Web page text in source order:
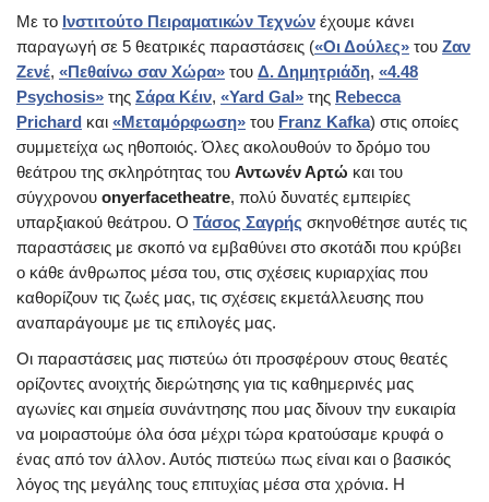
Με το Ινστιτούτο Πειραματικών Τεχνών έχουμε κάνει
παραγωγή σε 5 θεατρικές παραστάσεις («Οι Δούλες» του Ζαν
Ζενέ, «Πεθαίνω σαν Χώρα» του Δ. Δημητριάδη, «4.48
Psychosis» της Σάρα Κέιν, «Yard Gal» της Rebecca
Prichard και «Μεταμόρφωση» του Franz Kafka) στις οποίες
συμμετείχα ως ηθοποιός. Όλες ακολουθούν το δρόμο του
θεάτρου της σκληρότητας του Αντωνέν Αρτώ και του
σύγχρονου onyerfacetheatre, πολύ δυνατές εμπειρίες
υπαρξιακού θεάτρου. Ο Τάσος Σαγρής σκηνοθέτησε αυτές τις
παραστάσεις με σκοπό να εμβαθύνει στο σκοτάδι που κρύβει
ο κάθε άνθρωπος μέσα του, στις σχέσεις κυριαρχίας που
καθορίζουν τις ζωές μας, τις σχέσεις εκμετάλλευσης που
αναπαράγουμε με τις επιλογές μας.
Οι παραστάσεις μας πιστεύω ότι προσφέρουν στους θεατές
ορίζοντες ανοιχτής διερώτησης για τις καθημερινές μας
αγωνίες και σημεία συνάντησης που μας δίνουν την ευκαιρία
να μοιραστούμε όλα όσα μέχρι τώρα κρατούσαμε κρυφά ο
ένας από τον άλλον. Αυτός πιστεύω πως είναι και ο βασικός
λόγος της μεγάλης τους επιτυχίας μέσα στα χρόνια. Η